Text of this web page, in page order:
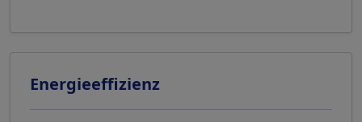
Energieeffizienz